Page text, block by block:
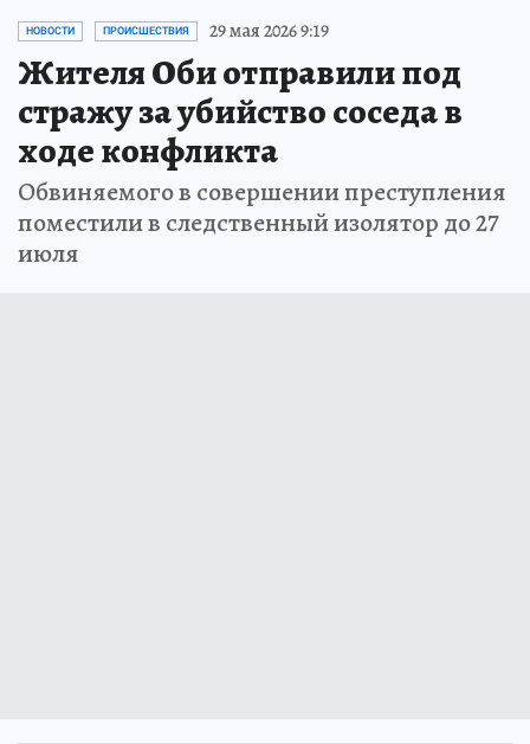
НОВОСТИ ПРОИСШЕСТВИЯ 29 мая 2026 9:19
Жителя Оби отправили под
стражу за убийство соседа в
ходе конфликта
Обвиняемого в совершении преступления
поместили в следственный изолятор до 27
июля